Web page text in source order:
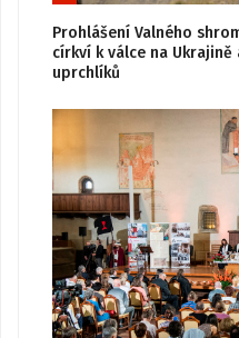
Prohlášení Valného
církví k válce na
uprchlíků